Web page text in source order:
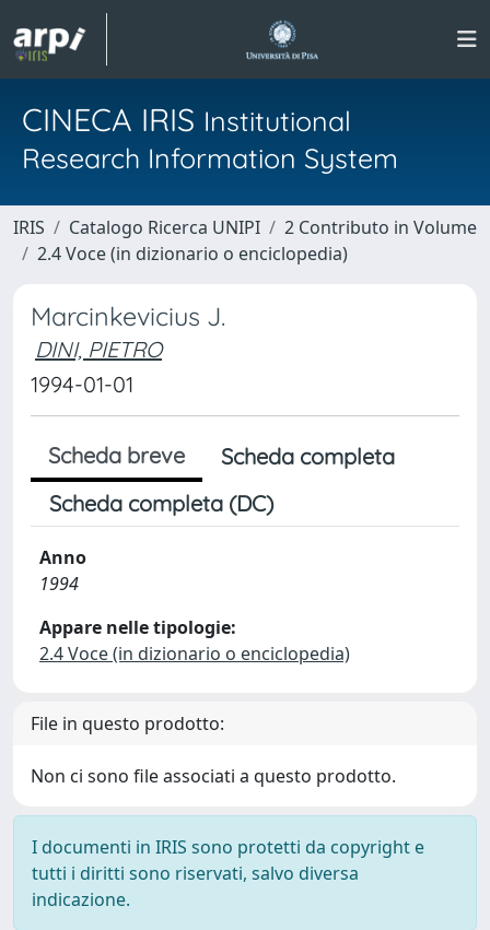
CINECA IRIS Institutional
Research Information System
IRIS Catalogo Ricerca UNIPI
2 Contributo in Volume
2.4 Voce (in dizionario o enciclopedia)
Marcinkevicius J.
DINI, PIETRO
1994-01-01
Scheda breve
Scheda completa
Scheda completa (DC)
Anno
1994
Appare nelle tipologie:
2.4 Voce (in dizionario o enciclopedia)
File in questo prodotto:
Non ci sono file associati a questo prodotto.
I documenti in IRIS sono protetti da copyright e
tutti i diritti sono riservati, salvo diversa
indicazione.